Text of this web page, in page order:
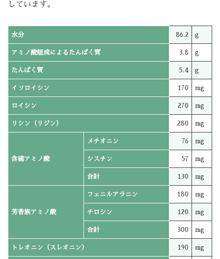
しています。
水分 86.2 g
アミノ酸組成によるたんぱく質 3.8 g
たんぱく質 5.4 g
イソロイシン 170 mg
ロイシン 270 mg
リシン（リジン） 280 mg
含硫アミノ酸
メチオニン 76 mg
シスチン 57 mg
合計 130 mg
芳香族アミノ酸
フェニルアラニン 180 mg
チロシン 120 mg
合計 300 mg
トレオニン（スレオニン） 190 mg